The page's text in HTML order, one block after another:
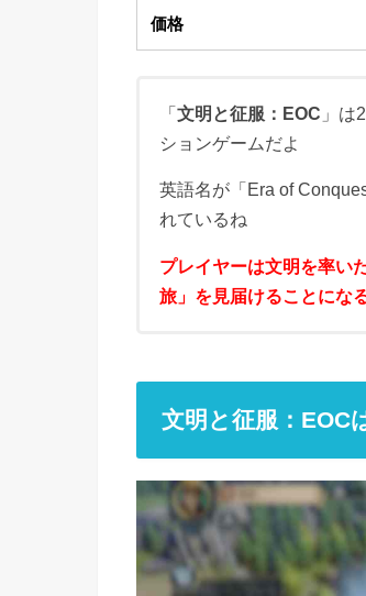
価格
「文明と征服：EOC 」は
ションゲームだよ
英語名が「Era of
れているね
プレイヤーは文明を率い
旅」を見届けることにな
文明と征服：EOC